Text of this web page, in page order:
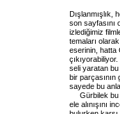
Dışlanmışlık,
son sayfasını
izlediğimiz
temaları
eserinin, hatta
seli yaratan
bir parçasının
sayede bu
Gürbilek bu
ele alınışını